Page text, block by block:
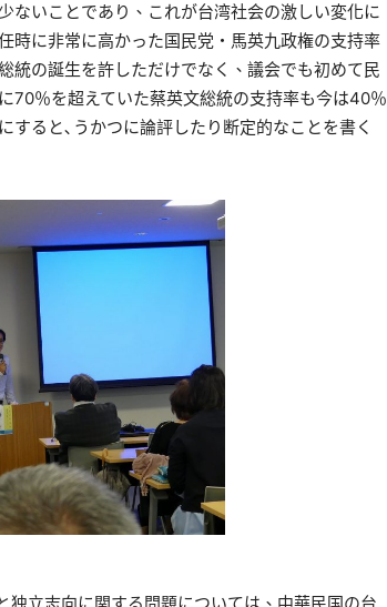
ないことであり、これが台湾社会の激しい変化に
時に非常に高かった国民党・馬英九政権の支持率
統の誕生を許しただけでなく、議会でも初めて民
70％を超えていた蔡英文総統の支持率も今は40％
ると､うかつに論評したり断定的なことを書く